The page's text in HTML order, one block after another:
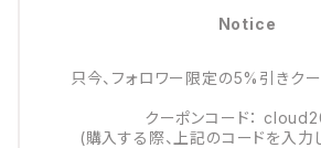
Notice
只今、フォロワー限定の5%引きクー
クーポンコード：
(購入する際、上記のコードを入力